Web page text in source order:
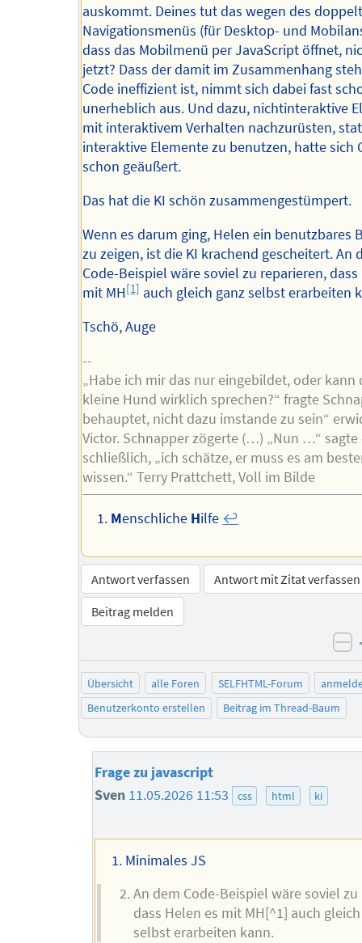
auskommt. Deines tut das wegen des
Navigationsmenüs (für Desktop- und
dass das Mobilmenü per JavaScript öffnet,
jetzt? Dass der damit im Zusammenhang
Code ineffizient ist, nimmt sich dabei fast
unerheblich aus. Und dazu, nichtinteraktive
mit interaktivem Verhalten nachzurüsten,
interaktive Elemente zu benutzen, hatte sich
schon geäußert.
Das hat die KI schön zusammengestümpert.
Wenn es darum ging, Helen ein benutzbares
zu zeigen, ist die KI krachend gescheitert. An
Code-Beispiel wäre soviel zu reparieren, dass
mit MH[1]auch gleich ganz selbst erarbeiten
Tschö, Auge
--
„Habe ich mir das nur eingebildet, oder kann
kleine Hund wirklich sprechen?“ fragte
behauptet, nicht dazu imstande zu sein“
Victor. Schnapper zögerte (…) „Nun …“ sagte
schließlich, „ich schätze, er muss es am
wissen.“ Terry Prattchett, Voll im Bilde
Menschliche Hilfe ↩︎
Antwort verfassen
Antwort mit Zitat verfassen
Beitrag melden
Übersicht alle Foren SELFHTML-Forum
Benutzerkonto erstellen
Beitrag im Thread-Baum
Frage zu javascript
Sven 11.05.2026 11:53 css html ki
Minimales JS
An dem Code-Beispiel wäre soviel
dass Helen es mit MH[^1] auch
selbst erarbeiten kann.